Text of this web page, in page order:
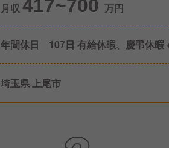
月収 417~700 万円
年間休日 107日 有給休暇、慶弔休暇
埼玉県 上尾市